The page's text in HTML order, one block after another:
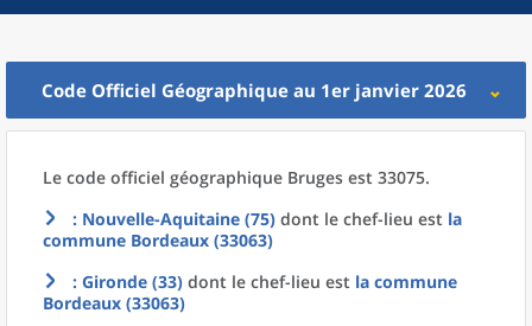
Code Officiel Géographique au 1er janvier 2026
Le code officiel géographique Bruges est 33075.
: Nouvelle-Aquitaine (75) dont le chef-lieu est la
commune Bordeaux (33063)
: Gironde (33) dont le chef-lieu est la commune
Bordeaux (33063)